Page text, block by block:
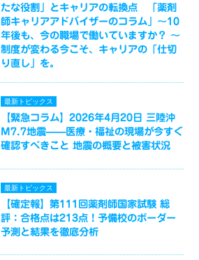
たな役割」とキャリアの転換点 「薬剤
師キャリアアドバイザーのコラム」～10
年後も、今の職場で働いていますか？ ～
制度が変わる今こそ、キャリアの「仕切
り直し」を。
最新トピックス
【緊急コラム】2026年4月20日 三陸沖
M7.7地震——医療・福祉の現場が今すぐ
確認すべきこと 地震の概要と被害状況
最新トピックス
【確定報】第111回薬剤師国家試験 総
評：合格点は213点！予備校のボーダー
予測と結果を徹底分析